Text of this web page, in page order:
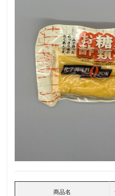
商品名